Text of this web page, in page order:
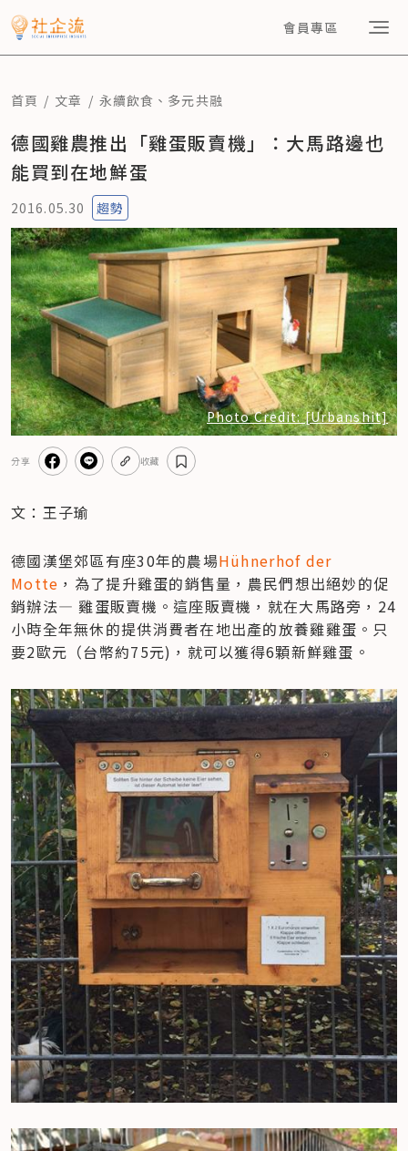
會員專區
首頁 文章 永續飲食 、 多元共融
德國雞農推出「雞蛋販賣機」：大馬路邊也
能買到在地鮮蛋
2016.05.30 趨勢
Photo Credit: [Urbanshit]
分享 收藏
文：王子瑜
德國漢堡郊區有座30年的農場Hühnerhof der
Motte ，為了提升雞蛋的銷售量，農民們想出絕妙的促
銷辦法— 雞蛋販賣機。這座販賣機，就在大馬路旁，24
小時全年無休的提供消費者在地出產的放養雞雞蛋。只
要2歐元（台幣約75元)，就可以獲得6顆新鮮雞蛋。